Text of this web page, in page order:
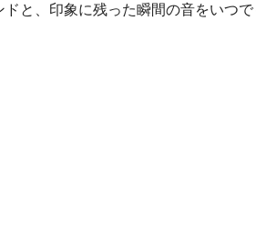
ドと、印象に残った瞬間の音をいつ